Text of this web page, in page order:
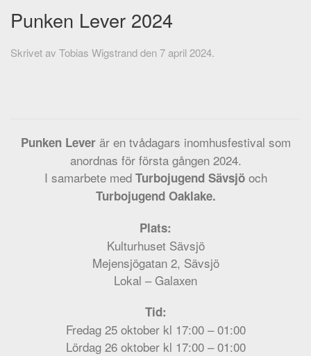
Punken Lever 2024
Skrivet av Tobias Wigstrandden 7 april 2024.
Punken Leverär en tvådagars inomhusfestival som
anordnas för första gången 2024.
I samarbete med Turbojugend Sävsjö och
Turbojugend Oaklake.
Plats:
Kulturhuset Sävsjö
Mejensjögatan 2, Sävsjö
Lokal – Galaxen
Tid:
Fredag 25 oktober kl 17:00 – 01:00
Lördag 26 oktober kl 17:00 – 01:00